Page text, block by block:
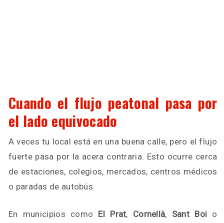
Cuando el flujo peatonal pasa por
el lado equivocado
A veces tu local está en una buena calle, pero el flujo
fuerte pasa por la acera contraria. Esto ocurre cerca
de estaciones, colegios, mercados, centros médicos
o paradas de autobús.
En municipios como El Prat, Cornellà, Sant Boi o